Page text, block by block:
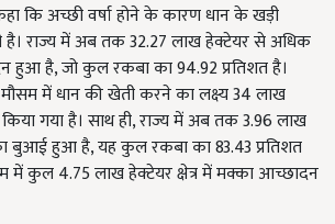
कि अच्छी वर्षा होने के कारण धान के खड़ी
राज्य में अब तक 32.27 लाख हेक्टेयर से अधिक
हुआ है, जो कुल रकबा का 94.92 प्रतिशत है।
में धान की खेती करने का लक्ष्य 34 लाख
किया गया है। साथ ही, राज्य में अब तक 3.96 लाख
बुआई हुआ है, यह कुल रकबा का 83.43 प्रतिशत
में कुल 4.75 लाख हेक्टेयर क्षेत्र में मक्का आच्छादन